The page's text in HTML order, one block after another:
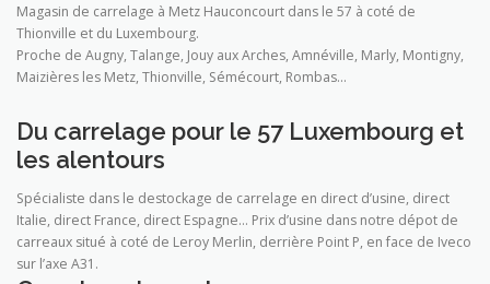
CONTACT
Magasin de carrelage à Metz Hauconcourt dans le 57 à coté de
Thionville et du Luxembourg.
Proche de Augny, Talange, Jouy aux Arches, Amnéville, Marly, Montigny,
Maizières les Metz, Thionville, Sémécourt, Rombas…
Du carrelage pour le 57 Luxembourg et
les alentours
Spécialiste dans le destockage de carrelage en direct d’usine, direct
Italie, direct France, direct Espagne… Prix d’usine dans notre dépot de
carreaux situé à coté de Leroy Merlin, derrière Point P, en face de Iveco
sur l’axe A31.